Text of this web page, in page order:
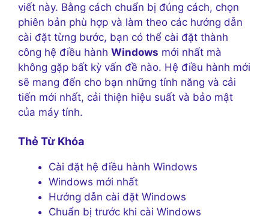
viết này. Bằng cách chuẩn bị đúng cách, chọn
phiên bản phù hợp và làm theo các hướng dẫn
cài đặt từng bước, bạn có thể cài đặt thành
công hệ điều hành Windows mới nhất mà
không gặp bất kỳ vấn đề nào. Hệ điều hành mới
sẽ mang đến cho bạn những tính năng và cải
tiến mới nhất, cải thiện hiệu suất và bảo mật
của máy tính.
Thẻ Từ Khóa
Cài đặt hệ điều hành Windows
Windows mới nhất
Hướng dẫn cài đặt Windows
Chuẩn bị trước khi cài Windows